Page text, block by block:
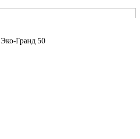
Эко-Гранд 50